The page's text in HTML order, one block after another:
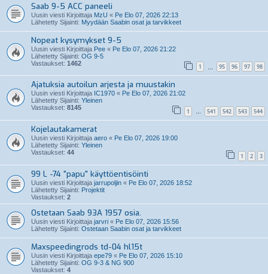
Saab 9-5 ACC paneeli
Uusin viesti Kirjoittaja MzU « Pe Elo 07, 2026 22:13
Lähetetty Sijainti: Myydään Saabin osat ja tarvikkeet
Nopeat kysymykset 9-5
Uusin viesti Kirjoittaja Pee « Pe Elo 07, 2026 21:22
Lähetetty Sijainti: OG 9-5
Vastaukset: 1462 1 95 96 97 98
Ajatuksia autoilun arjesta ja muustakin
Uusin viesti Kirjoittaja IC1970 « Pe Elo 07, 2026 21:02
Lähetetty Sijainti: Yleinen
Vastaukset: 8145 1 … 541 542 543 544
Kojelautakamerat
Uusin viesti Kirjoittaja aero « Pe Elo 07, 2026 19:00
Lähetetty Sijainti: Yleinen
Vastaukset: 44 1 2 3
99 L -74 "papu" käyttöentisöinti
Uusin viesti Kirjoittaja jarrupoljin « Pe Elo 07, 2026 18:52
Lähetetty Sijainti: Projektit
Vastaukset: 2
Ostetaan Saab 93A 1957 osia.
Uusin viesti Kirjoittaja jarvri « Pe Elo 07, 2026 15:56
Lähetetty Sijainti: Ostetaan Saabin osat ja tarvikkeet
Maxspeedingrods td-04 hl15t
Uusin viesti Kirjoittaja epe79 « Pe Elo 07, 2026 15:10
Lähetetty Sijainti: OG 9-3 & NG 900
Vastaukset: 4